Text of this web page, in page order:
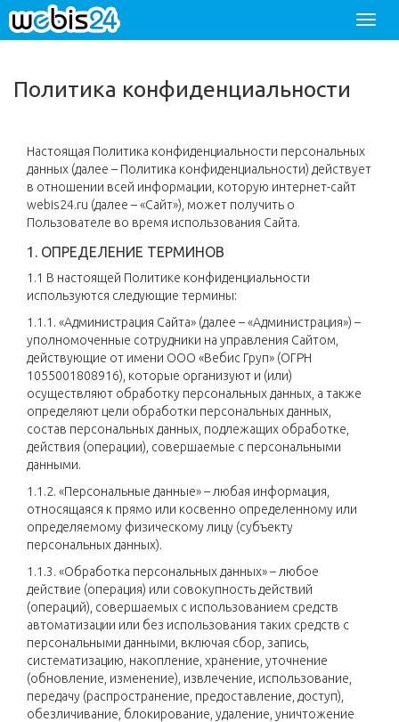
меню
Политика конфиденциальности
Настоящая Политика конфиденциальности персональных
данных (далее – Политика конфиденциальности) действует
в отношении всей информации, которую интернет-сайт
webis24.ru (далее – «Сайт»), может получить о
Пользователе во время использования Сайта.
1. ОПРЕДЕЛЕНИЕ ТЕРМИНОВ
1.1 В настоящей Политике конфиденциальности
используются следующие термины:
1.1.1. «Администрация Сайта» (далее – «Администрация») –
уполномоченные сотрудники на управления Сайтом,
действующие от имени ООО «Вебис Груп» (ОГРН
1055001808916), которые организуют и (или)
осуществляют обработку персональных данных, а также
определяют цели обработки персональных данных,
состав персональных данных, подлежащих обработке,
действия (операции), совершаемые с персональными
данными.
1.1.2. «Персональные данные» – любая информация,
относящаяся к прямо или косвенно определенному или
определяемому физическому лицу (субъекту
персональных данных).
1.1.3. «Обработка персональных данных» – любое
действие (операция) или совокупность действий
(операций), совершаемых с использованием средств
автоматизации или без использования таких средств с
персональными данными, включая сбор, запись,
систематизацию, накопление, хранение, уточнение
(обновление, изменение), извлечение, использование,
передачу (распространение, предоставление, доступ),
обезличивание, блокирование, удаление, уничтожение